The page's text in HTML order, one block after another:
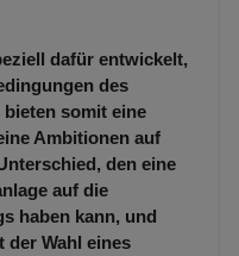
dafür entwickelt,
des
somit eine
Ambitionen auf
den eine
auf die
haben kann, und
der Wahl eines